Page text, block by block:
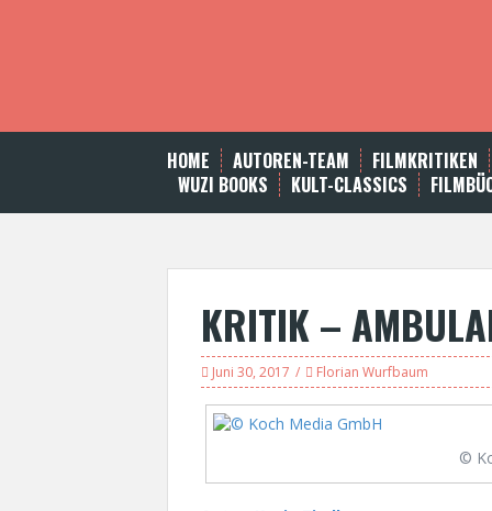
t
HOME AUTOREN-TEAM FILMKRITIKEN
WUZI BOOKS
KULT-CLASSICS
KRITIK –
Juni 30, 2017 Florian Wurfbaum
©